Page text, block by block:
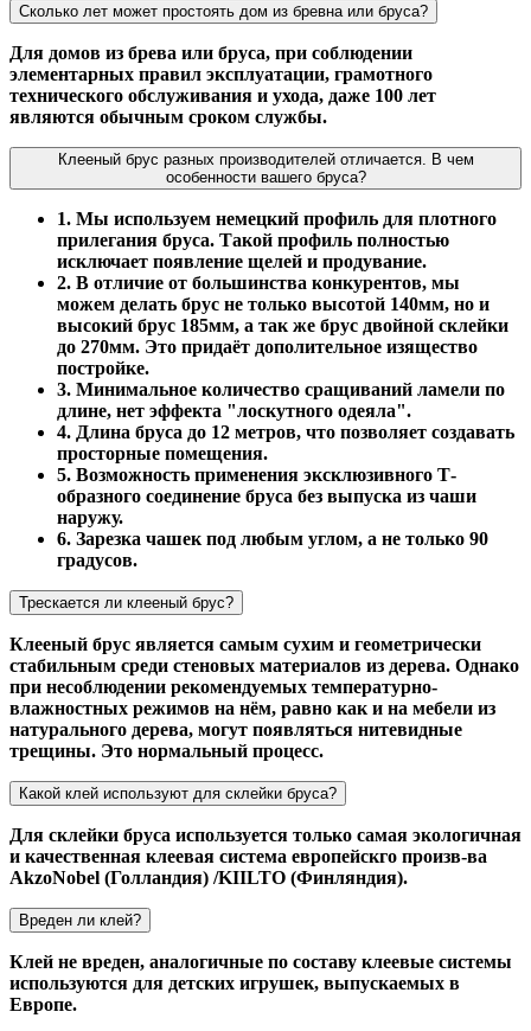
Сколько лет может простоять дом из бревна или бруса?
Для домов из брева или бруса, при соблюдении
элементарных правил эксплуатации, грамотного
технического обслуживания и ухода, даже 100 лет
являются обычным сроком службы.
Клееный брус разных производителей отличается. В чем
особенности вашего бруса?
1. Мы используем немецкий профиль для плотного
прилегания бруса. Такой профиль полностью
исключает появление щелей и продувание.
2. В отличие от большинства конкурентов, мы
можем делать брус не только высотой 140мм, но и
высокий брус 185мм, а так же брус двойной склейки
до 270мм. Это придаёт дополительное изящество
постройке.
3. Минимальное количество сращиваний ламели по
длине, нет эффекта "лоскутного одеяла".
4. Длина бруса до 12 метров, что позволяет создавать
просторные помещения.
5. Возможность применения эксклюзивного Т-
образного соединение бруса без выпуска из чаши
наружу.
6. Зарезка чашек под любым углом, а не только 90
градусов.
Трескается ли клееный брус?
Клееный брус является самым сухим и геометрически
стабильным среди стеновых материалов из дерева. Однако
при несоблюдении рекомендуемых температурно-
влажностных режимов на нём, равно как и на мебели из
натурального дерева, могут появляться нитевидные
трещины. Это нормальный процесс.
Какой клей используют для склейки бруса?
Для склейки бруса используется только самая экологичная
и качественная клеевая система европейскго произв-ва
AkzoNobel (Голландия) /KIILTO (Финляндия).
Вреден ли клей?
Клей не вреден, аналогичные по составу клеевые системы
используются для детских игрушек, выпускаемых в
Европе.